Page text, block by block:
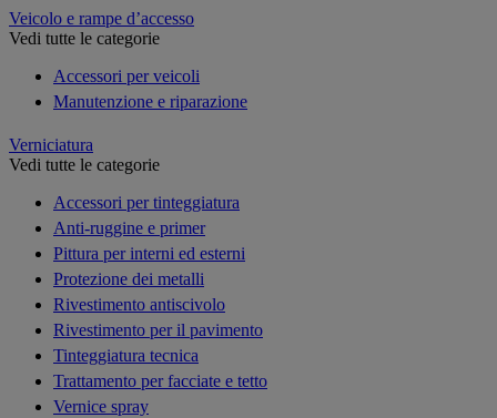
Veicolo e rampe d’accesso
Vedi tutte le categorie
Accessori per veicoli
Manutenzione e riparazione
Verniciatura
Vedi tutte le categorie
Accessori per tinteggiatura
Anti-ruggine e primer
Pittura per interni ed esterni
Protezione dei metalli
Rivestimento antiscivolo
Rivestimento per il pavimento
Tinteggiatura tecnica
Trattamento per facciate e tetto
Vernice spray